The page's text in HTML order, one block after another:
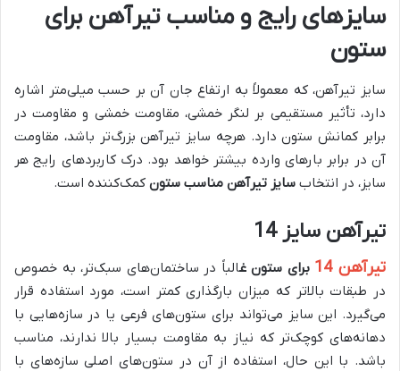
سایزهای رایج و مناسب تیرآهن برای
ستون
سایز تیرآهن، که معمولاً به ارتفاع جان آن بر حسب میلی‌متر اشاره
دارد، تأثیر مستقیمی بر لنگر خمشی، مقاومت خمشی و مقاومت در
برابر کمانش ستون دارد. هرچه سایز تیرآهن بزرگ‌تر باشد، مقاومت
آن در برابر بارهای وارده بیشتر خواهد بود. درک کاربردهای رایج هر
سایز، در انتخاب سایز تیرآهن مناسب ستون کمک‌کننده است.
تیرآهن سایز 14
تیرآهن 14 برای ستون غالباً در ساختمان‌های سبک‌تر، به خصوص
در طبقات بالاتر که میزان بارگذاری کمتر است، مورد استفاده قرار
می‌گیرد. این سایز می‌تواند برای ستون‌های فرعی یا در سازه‌هایی با
دهانه‌های کوچک‌تر که نیاز به مقاومت بسیار بالا ندارند، مناسب
باشد. با این حال، استفاده از آن در ستون‌های اصلی سازه‌های با